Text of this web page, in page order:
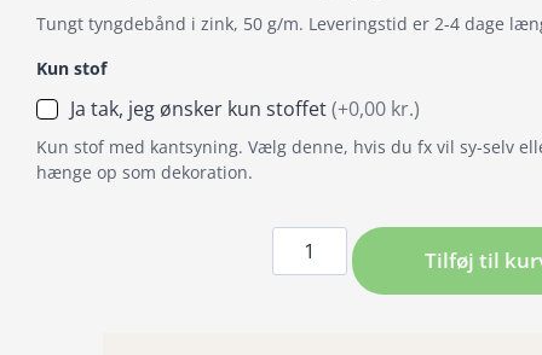
Tungt tyngdebånd i zink, 50 g/m. Leveringstid er 2-4 dage
Kun stof
Ja tak, jeg ønsker kun stoffet(+0,00 kr.)
Kun stof med kantsyning. Vælg denne, hvis du fx vil sy-selv
hænge op som dekoration.
Badeforhæng
/
Bruseforhæng
Tilføj til